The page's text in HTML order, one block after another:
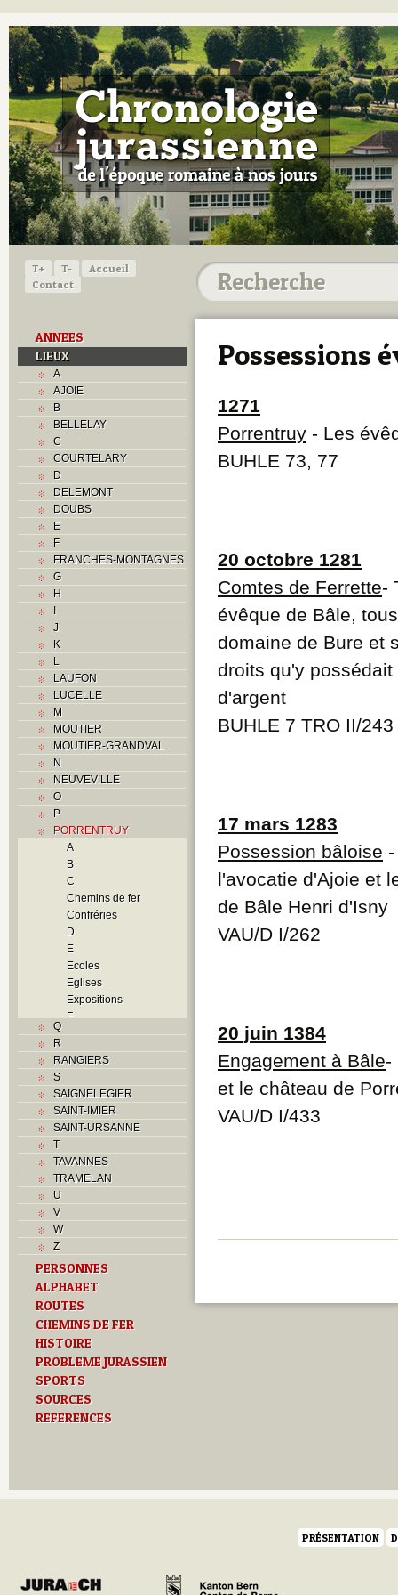
T+ T-
Accueil
Contact
ANNEES
LIEUX
A
AJOIE
B
BELLELAY
C
COURTELARY
D
DELEMONT
DOUBS
E
F
FRANCHES-MONTAGNES
G
H
I
J
K
L
LAUFON
LUCELLE
M
MOUTIER
MOUTIER-GRANDVAL
N
NEUVEVILLE
O
P
PORRENTRUY
A
B
C
Chemins de fer
Confréries
D
E
Ecoles
Eglises
Expositions
F
H
Guerres
Occupations
militaires
I
Monuments historiques
Musées
N
O
P
R
S
Sociétés locales
T
Z
Q
R
RANGIERS
S
SAIGNELEGIER
SAINT-IMIER
SAINT-URSANNE
T
TAVANNES
TRAMELAN
U
V
W
Z
PERSONNES
ALPHABET
ROUTES
CHEMINS DE FER
HISTOIRE
PROBLEME JURASSIEN
SPORTS
SOURCES
REFERENCES
Possessions
1271
Porrentruy - Les
BUHLE 73, 77
20 octobre 1281
Comtes de Ferrette-
évêque de Bâle,
domaine de Bure et
droits qu'y
d'argent
BUHLE 7 TRO II/
17 mars 1283
Possession bâloise
l'avocatie d'Ajoie et
de Bâle Henri d'Isny
VAU/D I/262
20 juin 1384
Engagement à Bâle-
et le château de
VAU/D I/433
PRÉSENTATION